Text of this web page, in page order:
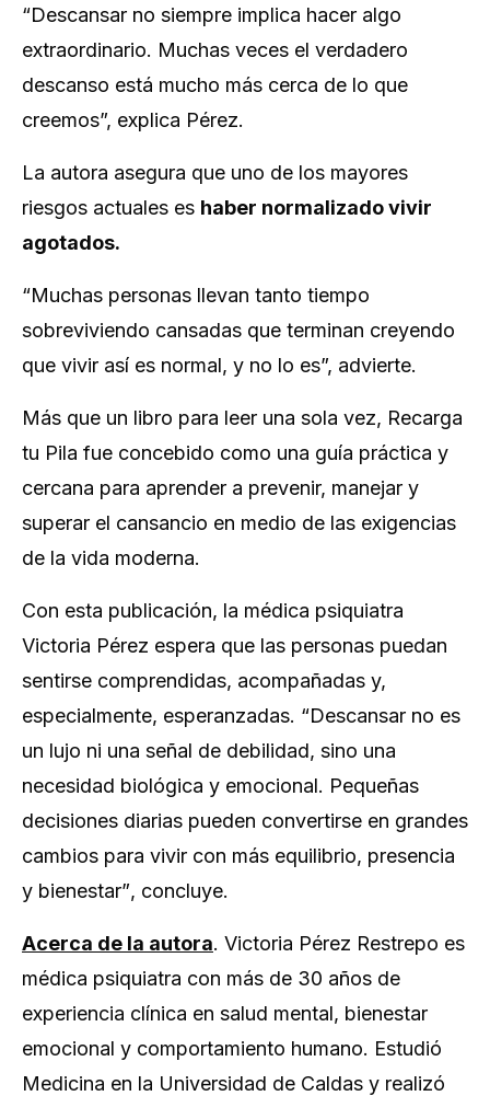
“Descansar no siempre implica hacer algo
extraordinario. Muchas veces el verdadero
descanso está mucho más cerca de lo que
creemos”, explica Pérez.
La autora asegura que uno de los mayores
riesgos actuales es haber normalizado vivir
agotados.
“Muchas personas llevan tanto tiempo
sobreviviendo cansadas que terminan creyendo
que vivir así es normal, y no lo es”, advierte.
Más que un libro para leer una sola vez, Recarga
tu Pila fue concebido como una guía práctica y
cercana para aprender a prevenir, manejar y
superar el cansancio en medio de las exigencias
de la vida moderna.
Con esta publicación, la médica psiquiatra
Victoria Pérez espera que las personas puedan
sentirse comprendidas, acompañadas y,
especialmente, esperanzadas. “Descansar no es
un lujo ni una señal de debilidad, sino una
necesidad biológica y emocional. Pequeñas
decisiones diarias pueden convertirse en grandes
cambios para vivir con más equilibrio, presencia
y bienestar”, concluye.
Acerca de la autora. Victoria Pérez Restrepo es
médica psiquiatra con más de 30 años de
experiencia clínica en salud mental, bienestar
emocional y comportamiento humano. Estudió
Medicina en la Universidad de Caldas y realizó